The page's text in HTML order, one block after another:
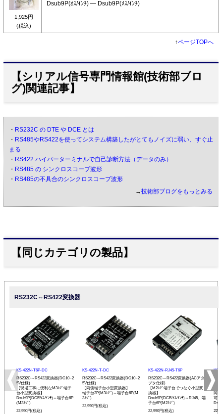
1,925円
(税込)
Dsub9P(ｵｽ/ｲﾝﾁ) ― Dsub9P(ﾒｽ/ｲﾝﾁ)
↑ページTOPへ
【シリアル信号専門情報館(技術部ブロ
グ)関連記事】
・ RS232C の DTE や DCE とは
・ RS485やRS422を使ってシステム構築したがとてもノイズに弱い、すぐ止
まる
・ RS422 ハイパーターミナルで自己診断方法（データのみ）
・ RS485 の シンクロスコープ波形
・ RS485の不具合のシンクロスコープ波形
→技術部ブログをもっとみる
【同じカテゴリの製品】
RS232C⇔RS422変換器
KS-422N-T6P-DC
RS232C⇔RS422変換器(DC10~2
5V仕様)
【現場工事に便利なM3ﾈｼﾞ端子
台小型変換器】
Dsub9P(DCE/ﾒｽ/ｲﾝﾁ)⇔端子台6P
(M3ﾈｼﾞ)
22,990円(税込)
KS-422N-T-DC
RS232C⇔RS422変換器(DC10~2
5V仕様)
【両側端子台小型変換器】
端子台3P(M3ﾈｼﾞ)⇔端子台6P(M
3ﾈｼﾞ)
22,990円(税込)
KS-422N-RJ45-T6P
RS232C⇔RS422変換器(ACアダ
プタ仕様)
【M2ﾈｼﾞ端子台でつなぐ小型変
換器】
Dsub9P(DCE/ﾒｽ/ｲﾝﾁ)⇔RJ45、端
子台6P(M2ﾈｼﾞ)
22,990円(税込)
KS-
プ
同
可